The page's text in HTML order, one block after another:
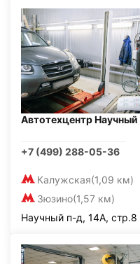
Автотехцентр Научный
+7 (499) 288-05-36
Калужская(1,09 км)
Зюзино(1,57 км)
Научный п-д, 14А, стр.8